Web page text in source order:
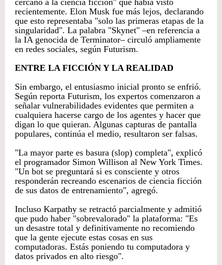
recientemente. Elon Musk fue más lejos, declarando
que esto representaba "solo las primeras etapas de la
singularidad". La palabra "Skynet" –en referencia a
la IA genocida de Terminator– circuló ampliamente
en redes sociales, según Futurism.
ENTRE LA FICCIÓN Y LA REALIDAD
Sin embargo, el entusiasmo inicial pronto se enfrió.
Según reporta Futurism, los expertos comenzaron a
señalar vulnerabilidades evidentes que permiten a
cualquiera hacerse cargo de los agentes y hacer que
digan lo que quieran. Algunas capturas de pantalla
populares, continúa el medio, resultaron ser falsas.
"La mayor parte es basura (slop) completa", explicó
el programador Simon Willison al New York Times.
"Un bot se preguntará si es consciente y otros
responderán recreando escenarios de ciencia ficción
de sus datos de entrenamiento", agregó.
Incluso Karpathy se retractó parcialmente y admitió
que pudo haber "sobrevalorado" la plataforma: "Es
un desastre total y definitivamente no recomiendo
que la gente ejecute estas cosas en sus
computadoras. Estás poniendo tu computadora y
datos privados en alto riesgo".